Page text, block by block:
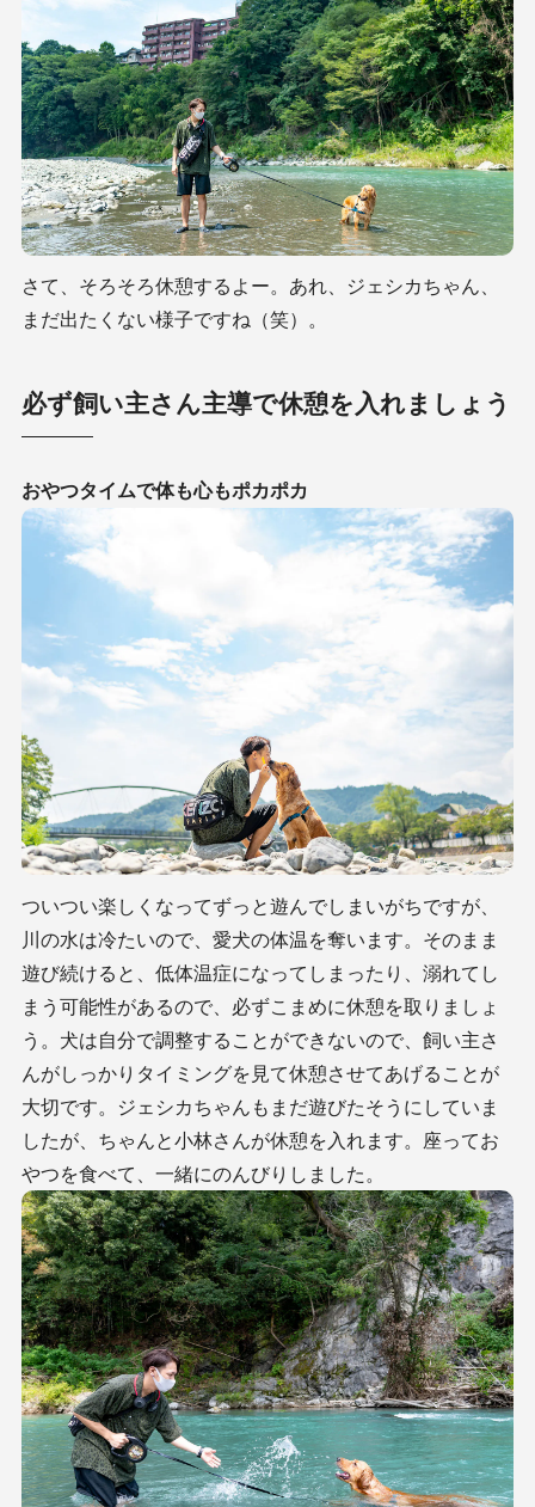
さて、そろそろ休憩するよー。あれ、ジェシカちゃん、
まだ出たくない様子ですね（笑）。
必ず飼い主さん主導で休憩を入れましょう
おやつタイムで体も心もポカポカ
ついつい楽しくなってずっと遊んでしまいがちですが、
川の水は冷たいので、愛犬の体温を奪います。そのまま
遊び続けると、低体温症になってしまったり、溺れてし
まう可能性があるので、必ずこまめに休憩を取りましょ
う。犬は自分で調整することができないので、飼い主さ
んがしっかりタイミングを見て休憩させてあげることが
大切です。ジェシカちゃんもまだ遊びたそうにしていま
したが、ちゃんと小林さんが休憩を入れます。座ってお
やつを食べて、一緒にのんびりしました。